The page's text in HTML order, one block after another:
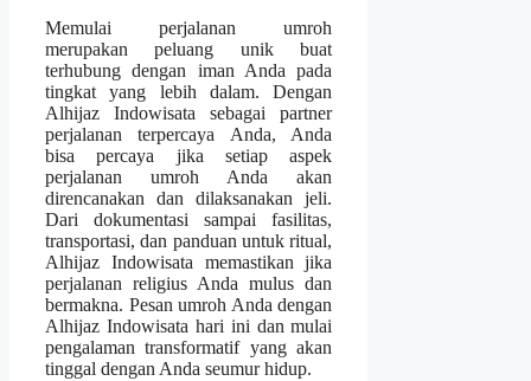
Memulai perjalanan umroh
merupakan peluang unik buat
terhubung dengan iman Anda pada
tingkat yang lebih dalam. Dengan
Alhijaz Indowisata sebagai partner
perjalanan terpercaya Anda, Anda
bisa percaya jika setiap aspek
perjalanan umroh Anda akan
direncanakan dan dilaksanakan jeli.
Dari dokumentasi sampai fasilitas,
transportasi, dan panduan untuk ritual,
Alhijaz Indowisata memastikan jika
perjalanan religius Anda mulus dan
bermakna. Pesan umroh Anda dengan
Alhijaz Indowisata hari ini dan mulai
pengalaman transformatif yang akan
tinggal dengan Anda seumur hidup.